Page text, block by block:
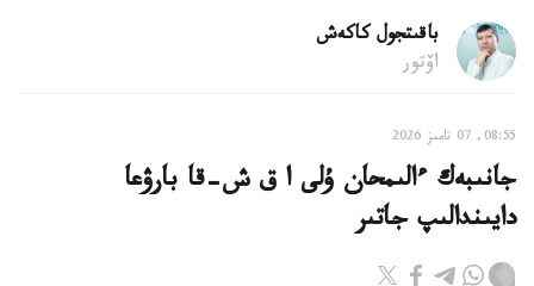
باقىتجول كاكەش
اۆتور
08:55, 07 تامىز 2026
جانىبەك ءالىمحان ۇلى ا ق ش-قا بارۋعا
دايىندالىپ جاتىر